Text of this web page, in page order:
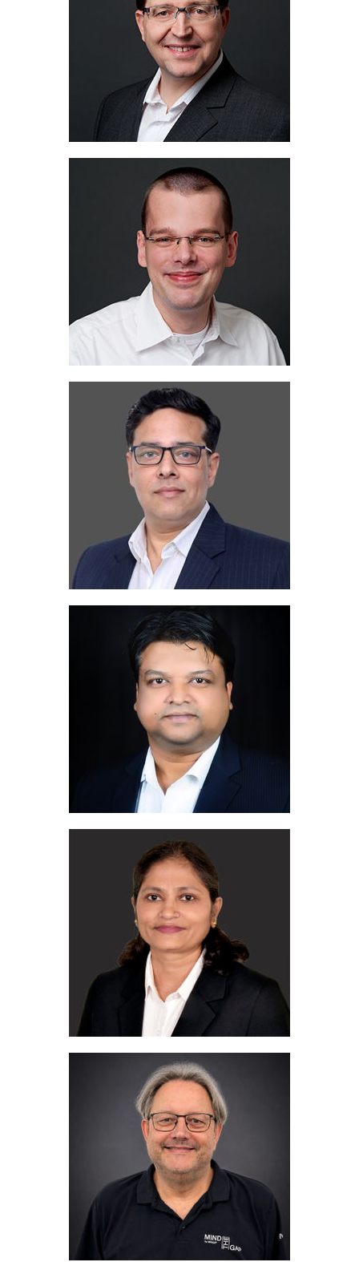
+49 2058 774 32
+49 2058 774 932
+49 172 9189 778
Adres e-mail:
wolf@migua.de
Christian Pahl
Area Sales Manager
telefon:
+49 2058 774 32
+49 2058 774 932
+49 172 6578249
Adres e-mail:
pahl@migua.de
Sanjeev Verma
+91 9582813464
Adres e-mail:
sanjeev@migua.com
Sunil Sripathi Pai
tel. kom.:
+91 9964070868
Adres e-mail:
sunil@migua.com
Sunanda Desai
Operations Manager India
+91 9702 553 335
Adres e-mail:
sunanda@migua.com
Michael Gronemeyer
Area Sales Manager
+49 2058 774 27
Adres e-mail:
gronemeyer@migua.de